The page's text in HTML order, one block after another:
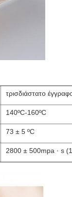
τρισδιάστατο
140ºC-160ºC
73 ± 5 ºC
2800 ± 500mpa · s